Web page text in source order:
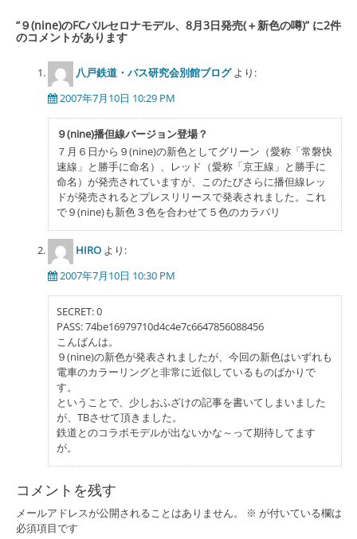
ビ
ゲ
ー
“９(nine)のFCバルセロナモデル、8月3日発売(＋新色の噂)” に2件
のコメントがあります
八戸鉄道・バス研究会別館ブログ より:
2007年7月10日 10:29 PM
９(nine)播但線バージョン登場？
７月６日から９(nine)の新色としてグリーン（愛称「常磐快
速線」と勝手に命名）、レッド（愛称「京王線」と勝手に
命名）が発売されていますが、このたびさらに播但線レッ
ドが発売されるとプレスリリースで発表されました。これ
で９(nine)も新色３色を合わせて５色のカラバリ
HIRO より:
2007年7月10日 10:30 PM
SECRET: 0
PASS: 74be16979710d4c4e7c6647856088456
こんばんは。
９(nine)の新色が発表されましたが、今回の新色はいずれも
電車のカラーリングと非常に近似しているものばかりで
す。
ということで、少しおふざけの記事を書いてしまいました
が、TBさせて頂きました。
鉄道とのコラボモデルが出ないかな～って期待してます
が。
コメントを残す
メールアドレスが公開されることはありません。 ※ が付いている欄は
必須項目です